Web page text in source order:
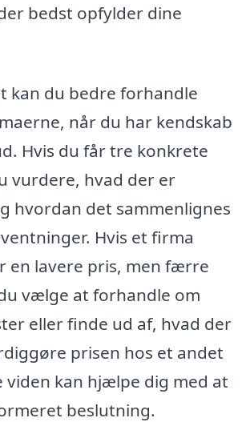
bedst opfylder dine
kan du bedre forhandle
når du har kendskab
Hvis du får tre konkrete
vurdere, hvad der er
hvordan det sammenlignes
Hvis et firma
en lavere pris, men færre
vælge at forhandle om
eller finde ud af, hvad der
prisen hos et andet
viden kan hjælpe dig med at
beslutning.